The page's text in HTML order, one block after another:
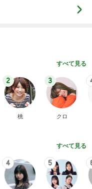
すべて見る
2
桃
3
クロ
すべて見る
4 5